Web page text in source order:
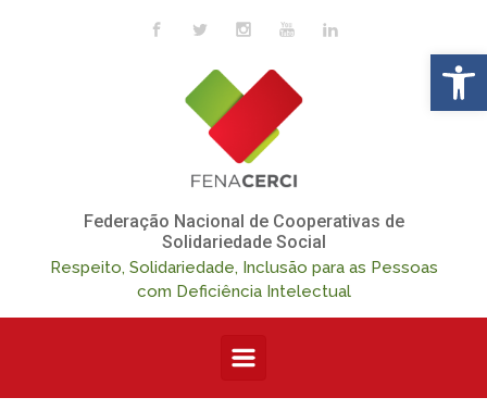
Skip to main content
Federação Nacional de Cooperativas de
Solidariedade Social
Respeito, Solidariedade, Inclusão para as Pessoas
com Deficiência Intelectual